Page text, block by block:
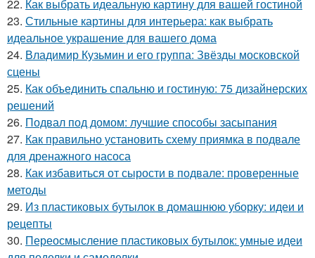
22. Как выбрать идеальную картину для вашей гостиной
23. Стильные картины для интерьера: как выбрать
идеальное украшение для вашего дома
24. Владимир Кузьмин и его группа: Звёзды московской
сцены
25. Как объединить спальню и гостиную: 75 дизайнерских
решений
26. Подвал под домом: лучшие способы засыпания
27. Как правильно установить схему приямка в подвале
для дренажного насоса
28. Как избавиться от сырости в подвале: проверенные
методы
29. Из пластиковых бутылок в домашнюю уборку: идеи и
рецепты
30. Переосмысление пластиковых бутылок: умные идеи